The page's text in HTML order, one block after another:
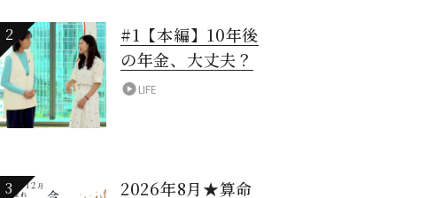
2
#1【本編】10年後
の年金、大丈夫？
LIFE
3
2026年8月★算命